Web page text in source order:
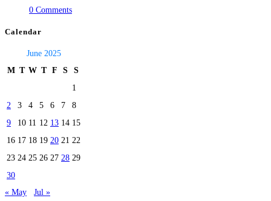
0 Comments
Calendar
June 2025
M T W T F S
S
1
2
3 4 5 6 7
8
9
10 11 12 13 14 15
16 17 18 19 20 21 22
23 24 25 26 27 28 29
30
« May
Jul »